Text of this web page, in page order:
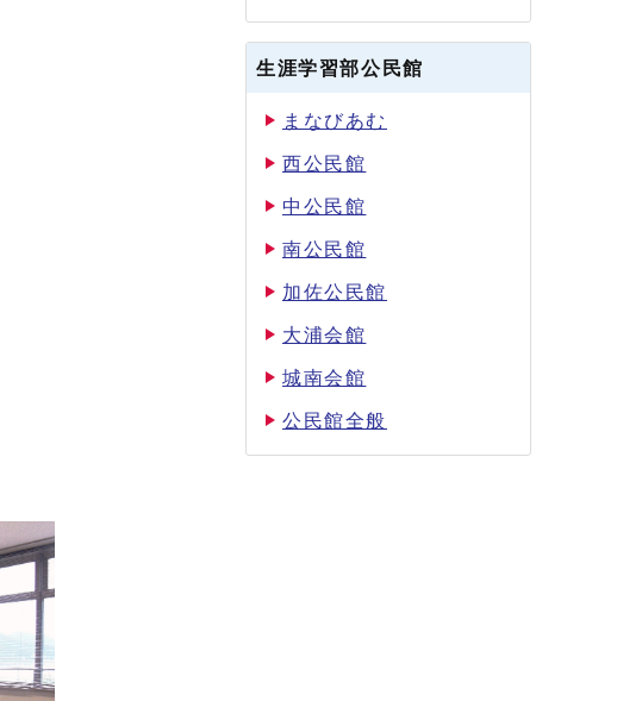
生涯学習部公民館
まなびあむ
西公民館
中公民館
南公民館
加佐公民館
大浦会館
城南会館
公民館全般